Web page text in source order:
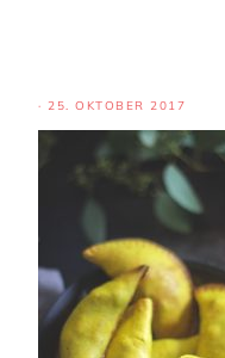
· 25. OKTOBER 2017